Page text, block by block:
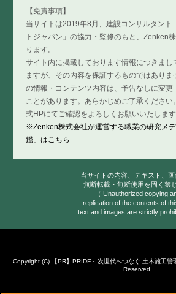
【免責事項】
当サイトは2019年8月、建設コンサルタント
トジャパン」の協力・監修のもと、Zenken
ります。
サイト内に掲載しております情報につきまし
ますが、その内容を保証するものではありま
の情報・コンテンツ内容は、予告なしに変更
ことがあります。あらかじめご了承くださ
式HPにてご確認をよろしくお願いいたします
※Zenken株式会社が運営する職業の研究メ
鑑」はこちら
当サイトの内容、テキスト、画
無断転載・無断使用を固く禁
（ Unauthorized copying
replication of the contents of
text and images are strictly
Copyright (C) PRIDE～次世代へつなぐ 土木施工管
Reserved.